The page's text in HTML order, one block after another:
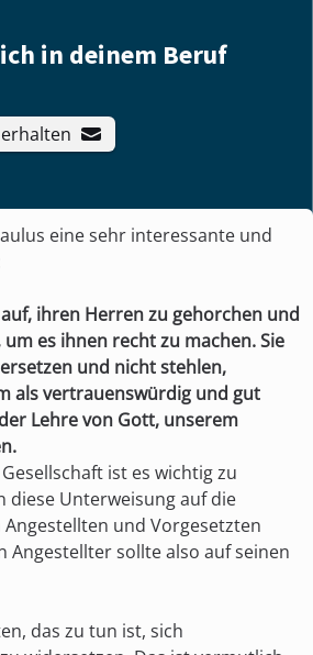
in deinem Beruf
eine sehr interessante und
ihren Herren zu gehorchen und
es ihnen recht zu machen. Sie
und nicht stehlen,
als vertrauenswürdig und gut
Lehre von Gott, unserem
ist es wichtig zu
diese Unterweisung auf die
Angestellten und Vorgesetzten
Angestellter sollte also auf seinen
das zu tun ist, sich